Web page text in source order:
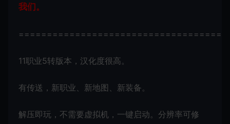
我们。
11职业5转版本，汉化度很高。
有传送，新职业、新地图、新装备。
解压即玩，不需要虚拟机，一键启动。分辨率可修